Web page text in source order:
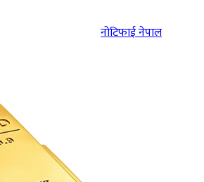
नोटिफाई नेपाल